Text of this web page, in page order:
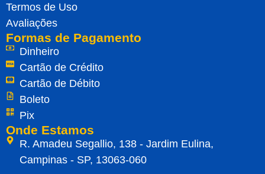
Termos de Uso
Avaliações
Formas de Pagamento
Dinheiro
Cartão de Crédito
Cartão de Débito
Boleto
Pix
Onde Estamos
R. Amadeu Segallio, 138 - Jardim Eulina,
Campinas - SP, 13063-060